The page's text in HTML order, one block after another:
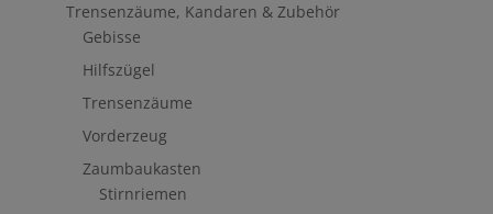
Trensenzäume, Kandaren & Zubehör
Gebisse
Hilfszügel
Trensenzäume
Vorderzeug
Zaumbaukasten
Stirnriemen